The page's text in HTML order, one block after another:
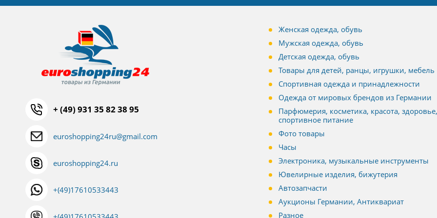
+ (49) 931 35 82 38 95
euroshopping24ru@gmail.com
euroshopping24.ru
+(49)17610533443
Женская одежда, обувь
Мужская одежда, обувь
Детская одежда, обувь
Товары для детей, ранцы, игрушки, мебель
Спортивная одежда и принадлежности
Одежда от мировых брендов из Германии
Парфюмерия, косметика, красота, здоровье,
спортивное питание
Фото товары
Часы
Электроника, музыкальные инструменты
Ювелирные изделия, бижутерия
Автозапчасти
Аукционы Германии, Антиквариат
Разное